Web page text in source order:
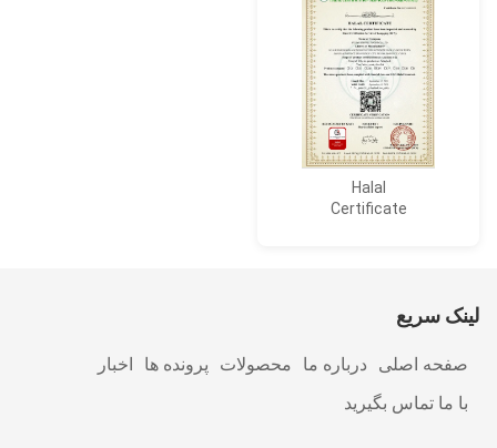
Certificate
سریع
اصلی درباره ما محصولات پرونده ها اخبار
ما تماس بگیرید